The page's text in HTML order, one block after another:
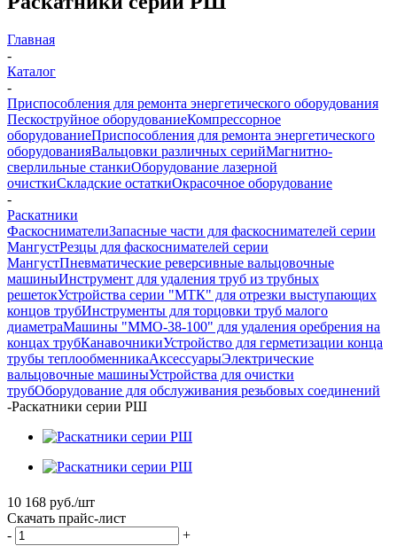
Главная
-
Каталог
-
Приспособления для ремонта энергетического оборудования
Пескоструйное оборудованиеКомпрессорное
оборудованиеПриспособления для ремонта энергетического
оборудованияВальцовки различных серийМагнитно-
сверлильные станкиОборудование лазерной
очисткиСкладские остаткиОкрасочное оборудование
-
Раскатники
ФаскоснимателиЗапасные части для фаскоснимателей серии
МангустРезцы для фаскоснимателей серии
МангустПневматические реверсивные вальцовочные
машиныИнструмент для удаления труб из трубных
решетокУстройства серии "МТК" для отрезки выступающих
концов трубИнструменты для торцовки труб малого
диаметраМашины "ММО-38-100" для удаления оребрения на
концах трубКанавочникиУстройство для герметизации конца
трубы теплообменникаАксессуарыЭлектрические
вальцовочные машиныУстройства для очистки
трубОборудование для обслуживания резьбовых соединений
-Раскатники серии РШ
10 168 руб./шт
Скачать прайс-лист
-
+